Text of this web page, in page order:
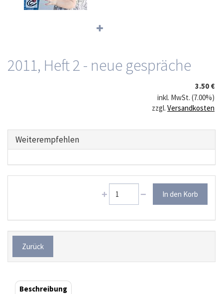
2011, Heft 2 - neue gespräche
3.50 €
inkl. MwSt. (7.00%)
zzgl. Versandkosten
Weiterempfehlen
Zurück
Beschreibung